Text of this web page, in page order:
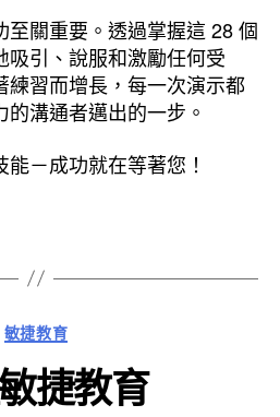
關重要。透過掌握這 28 個
吸引、說服和激勵任何受
練習而增長，每一次演示都
溝通者邁出的一步。
－成功就在等著您！
類
別
敏捷教育
捷教育